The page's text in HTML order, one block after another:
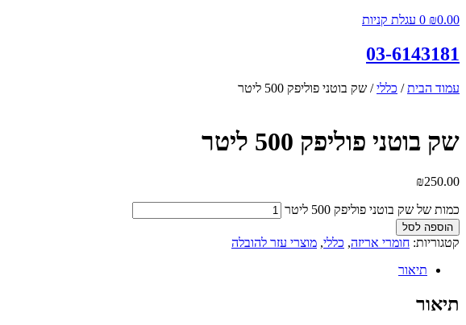
₪0.00
0 עגלת קניות
03-6143181
עמוד הבית/ כללי/ שק בוטני פוליפק 500 ליטר
שק בוטני פוליפק 500 ליטר
₪250.00
כמות של שק בוטני פוליפק 500 ליטר
הוספה לסל
קטגוריות: חומרי אריזה, כללי, מוצרי עזר להובלה
תיאור
תיאור